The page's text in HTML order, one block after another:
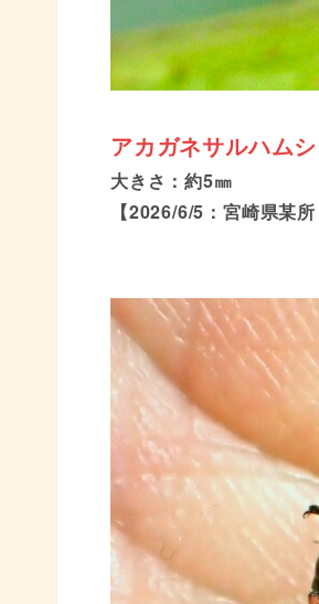
アカガネサルハムシ
大きさ：約5㎜
【2026/6/5：宮崎県某